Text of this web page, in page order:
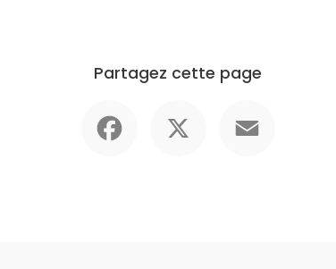
Partagez cette page